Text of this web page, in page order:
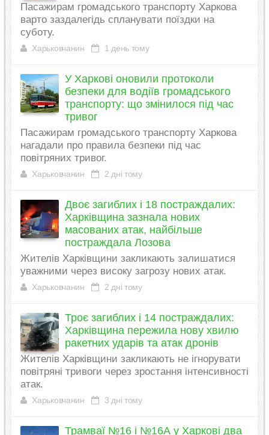
Пасажирам громадського транспорту Харкова
варто заздалегідь спланувати поїздки на
суботу.
Харьковчанин 1 день тому
У Харкові оновили протоколи
безпеки для водіїв громадського
транспорту: що змінилося під час
тривог
Пасажирам громадського транспорту Харкова
нагадали про правила безпеки під час
повітряних тривог.
Харьковчанин 2 дні тому
Двоє загиблих і 18 постраждалих:
Харківщина зазнала нових
масованих атак, найбільше
постраждала Лозова
Жителів Харківщини закликають залишатися
уважними через високу загрозу нових атак.
Харьковчанин 2 дні тому
Троє загиблих і 14 постраждалих:
Харківщина пережила нову хвилю
ракетних ударів та атак дронів
Жителів Харківщини закликають не ігнорувати
повітряні тривоги через зростання інтенсивності
атак.
Харьковчанин 3 дні тому
Трамваї №16 і №16А у Харкові два